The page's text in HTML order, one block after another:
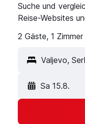
Suche und
Reise-Websites
2 Gäste, 1 Zimmer
Sa 15.8.